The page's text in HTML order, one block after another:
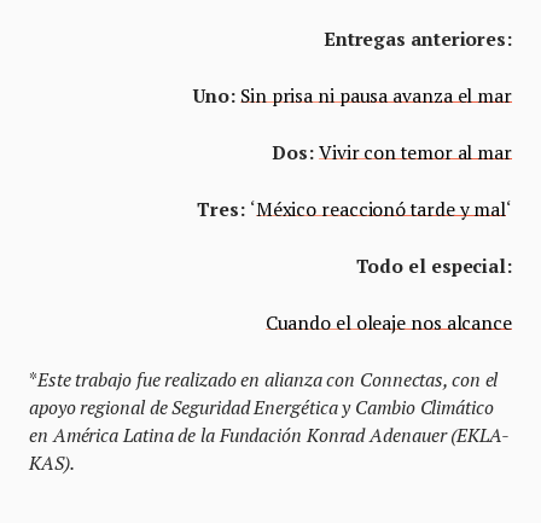
Entregas anteriores:
Uno: Sin prisa ni pausa avanza el mar
Dos: Vivir con temor al mar
Tres: ‘México reaccionó tarde y mal‘
Todo el especial:
Cuando el oleaje nos alcance
*Este trabajo fue realizado en alianza con Connectas, con el
apoyo regional de Seguridad Energética y Cambio Climático
en América Latina de la Fundación Konrad Adenauer (EKLA-
KAS).